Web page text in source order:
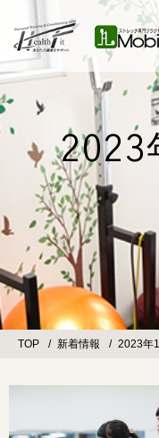
2023
TOP 新着情報 2023年